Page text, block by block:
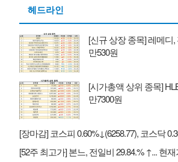
헤드라인
[신규 상장 종목] 레메디
만530원
[시가총액 상위 종목]
만7300원
[장마감] 코스피 0.60%↓(6258.77), 코스닥
[52주 최고가] 본느, 전일비 29.84.% ↑... 현재